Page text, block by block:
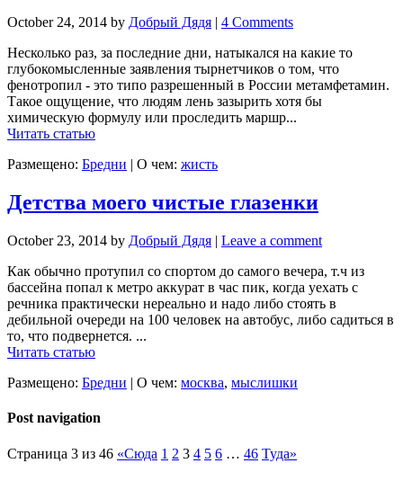
October 24, 2014 by Добрый Дядя | 4 Comments
Несколько раз, за последние дни, натыкался на какие то
глубокомысленные заявления тырнетчиков о том, что
фенотропил - это типо разрешенный в России метамфетамин.
Такое ощущение, что людям лень зазырить хотя бы
химическую формулу или проследить маршр...
Читать статью
Размещено: Бредни | О чем: жисть
Детства моего чистые глазенки
October 23, 2014 by Добрый Дядя | Leave a comment
Как обычно протупил со спортом до самого вечера, т.ч из
бассейна попал к метро аккурат в час пик, когда уехать с
речника практически нереально и надо либо стоять в
дебильной очереди на 100 человек на автобус, либо садиться в
то, что подвернется. ...
Читать статью
Размещено: Бредни | О чем: москва, мыслишки
Post navigation
Страница 3 из 46 «Сюда 1 2 3 4 5 6 … 46 Туда»